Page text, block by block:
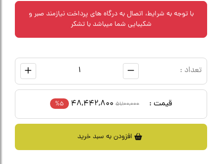
افزودن به سبد خرید
قیمت : 51,100,000
48,442,800
5%
تعداد :
با توجه به شرایط، اتصال به درگاه های پرداخت نیازمند صبر و
شکیبایی شما میباشد با تشکر